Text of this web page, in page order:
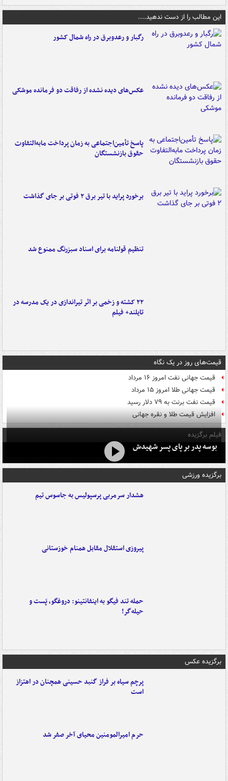
این مطالب را از دست ندهید....
رگبار و رعدوبرق در راه شمال کشور
عکس‌های دیده نشده از رفاقت دو فرمانده‌ موشکی
پاسخ تأمین‌اجتماعی به زمان پرداخت مابه‌التفاوت
حقوق بازنشستگان
برخورد پراید با تیر برق ۲ فوتی بر جای گذاشت
تنظیم قولنامه برای اسناد سبزرنگ ممنوع شد
۲۲ کشته و زخمی بر اثر تیراندازی در یک مدرسه در
تایلند+ فیلم
قیمت‌های روز در یک نگاه
قیمت جهانی نفت امروز ۱۶ مرداد
قیمت جهانی طلا امروز ۱۵ مرداد
قیمت نفت برنت به ۷۹ دلار رسید
افزایش قیمت طلا و نقره جهانی
فیلم برگزیده
بوسه‌ پدر بر پای پسر شهیدش
برگزیده ورزشی
هشدار سرمربی پرسپولیس به جاسوس تیم
پیروزی استقلال مقابل همنام خوزستانی
حمله تند فیگو به اینفانتینو: دروغگو، پَست‌ و
حیله‌گر!
برگزیده عکس
پرچم سیاه بر فراز گنبد حسینی همچنان در اهتزاز
است
حرم امیرالمومنین محیای آخر صفر شد